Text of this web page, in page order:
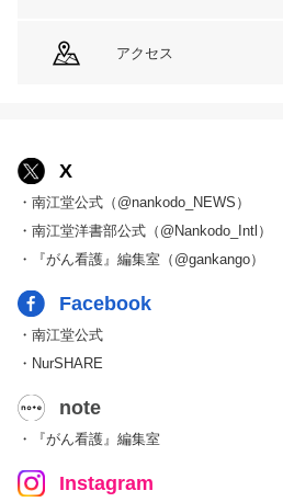
アクセス
X
・南江堂公式（@nankodo_NEWS）
・南江堂洋書部公式（@Nankodo_Intl）
・『がん看護』編集室（@gankango）
Facebook
・南江堂公式
・NurSHARE
note
・『がん看護』編集室
Instagram